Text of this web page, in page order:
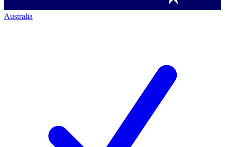
Australia